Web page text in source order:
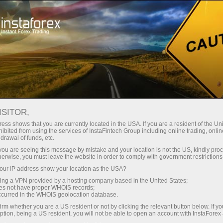
Швидке відкриття рахунку Торгова платформа
Інвесторам Партнерам
51053923 - Паритет Инвест
демо-рахунок
ПАММ ForexCopy
ПОДПИСЧИКИ
37
24696.10
СУММАРНАЯ
shows that you are currently located in the USA. If you are a resident of the
from using the services of InstaFintech Group including online trading,
of funds, etc.
are seeing this message by mistake and your location is not the US, kindly
you must leave the website in order to comply with government
IP address show your location as the USA?
a VPN provided by a hosting company based in the United States;
not have proper WHOIS records;
in the WHOIS geolocation database.
whether you are a US resident or not by clicking the relevant button below. If
being a US resident, you will not be able to open an account with InstaForex